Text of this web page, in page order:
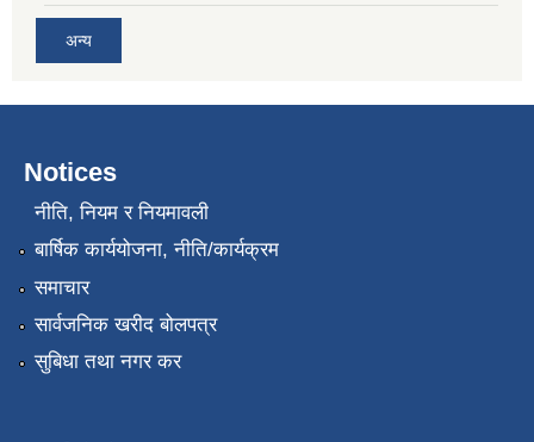
अन्य
Notices
नीति, नियम र नियमावली
बार्षिक कार्ययोजना, नीति/कार्यक्रम
समाचार
सार्वजनिक खरीद बोलपत्र
सुबिधा तथा नगर कर